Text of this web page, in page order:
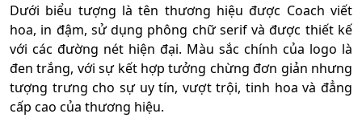
Dưới biểu tượng là tên thương hiệu được Coach viết
hoa, in đậm, sử dụng phông chữ serif và được thiết kế
với các đường nét hiện đại. Màu sắc chính của logo là
đen trắng, với sự kết hợp tưởng chừng đơn giản nhưng
tượng trưng cho sự uy tín, vượt trội, tinh hoa và đẳng
cấp cao của thương hiệu.